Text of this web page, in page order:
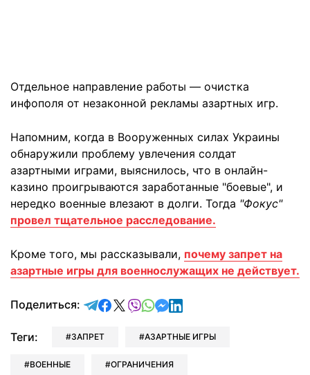
Отдельное направление работы — очистка
инфополя от незаконной рекламы азартных игр.
Напомним, когда в Вооруженных силах Украины
обнаружили проблему увлечения солдат
азартными играми, выяснилось, что в онлайн-
казино проигрываются заработанные "боевые", и
нередко военные влезают в долги. Тогда "Фокус"
провел тщательное расследование.
Кроме того, мы рассказывали, почему запрет на
азартные игры для военнослужащих не действует.
Поделиться: отправить в Telegram
поделиться в Facebook
поделиться в X
отправить в Viber
отправить в Whatsapp
отправить в Messenger
отправить в LinkedIn
Теги: ЗАПРЕТ АЗАРТНЫЕ ИГРЫ
ВОЕННЫЕ ОГРАНИЧЕНИЯ